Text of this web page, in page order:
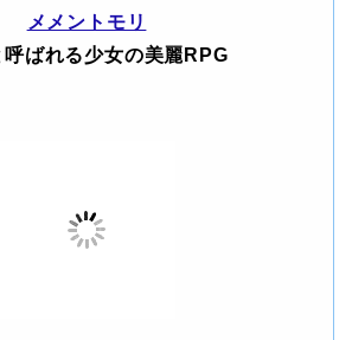
メメントモリ
呼ばれる少女の美麗RPG